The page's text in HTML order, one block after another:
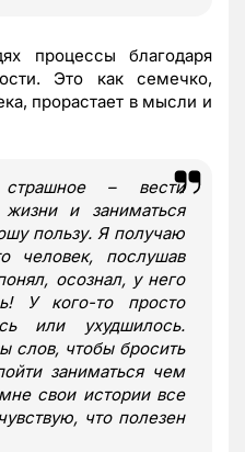
процессы благодаря
Это как семечко,
прорастает в мысли и
– вести
жизни и заниматься
пользу. Я получаю
человек, послушав
осознал, у него
У кого-то просто
или ухудшилось.
слов, чтобы бросить
заниматься чем
свои истории все
что полезен